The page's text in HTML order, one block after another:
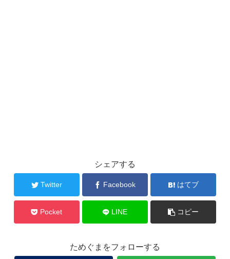
シェアする
Twitter Facebook はてブ
Pocket LINE コピー
ためぐまをフォローする